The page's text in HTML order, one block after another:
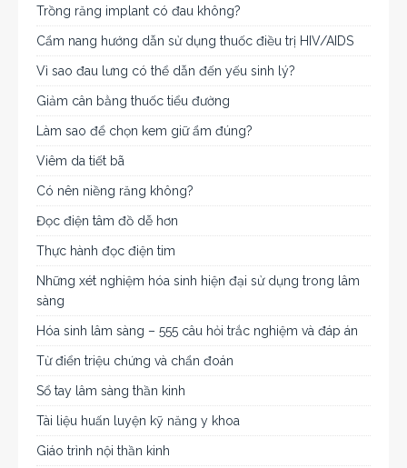
Trồng răng implant có đau không?
Cẩm nang hướng dẫn sử dụng thuốc điều trị HIV/AIDS
Vì sao đau lưng có thể dẫn đến yếu sinh lý?
Giảm cân bằng thuốc tiểu đường
Làm sao để chọn kem giữ ẩm đúng?
Viêm da tiết bã
Có nên niềng răng không?
Đọc điện tâm đồ dễ hơn
Thực hành đọc điện tim
Những xét nghiệm hóa sinh hiện đại sử dụng trong lâm
sàng
Hóa sinh lâm sàng – 555 câu hỏi trắc nghiệm và đáp án
Từ điển triệu chứng và chẩn đoán
Sổ tay lâm sàng thần kinh
Tài liệu huấn luyện kỹ năng y khoa
Giáo trình nội thần kinh